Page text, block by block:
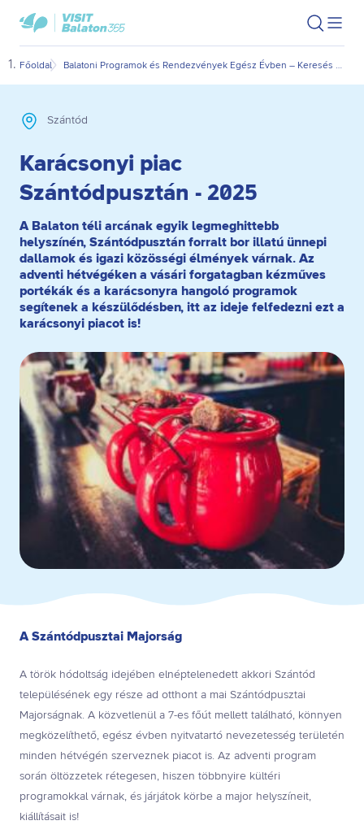
Ugrás
fő
Ugrás
oldal
VisitBalaton365
kezdőlap
Keresés
Főoldal Balatoni Programok és Rendezvények Egész Évben – Keresés Dátum és Kategória Szerint
Szántód
Karácsonyi piac
Szántódpusztán - 2025
A Balaton téli arcának egyik legmeghittebb
helyszínén, Szántódpusztán forralt bor illatú ünnepi
dallamok és igazi közösségi élmények várnak. Az
adventi hétvégéken a vásári forgatagban kézműves
portékák és a karácsonyra hangoló programok
segítenek a készülődésben, itt az ideje felfedezni ezt a
karácsonyi piacot is!
A Szántódpusztai Majorság
A török hódoltság idejében elnéptelenedett akkori Szántód
településének egy része ad otthont a mai Szántódpusztai
Majorságnak. A közvetlenül a 7-es főút mellett található, könnyen
megközelíthető, egész évben nyitvatartó nevezetesség területén
minden hétvégén szerveznek piacot is. Az adventi program
során öltözzetek rétegesen, hiszen többnyire kültéri
programokkal várnak, és járjátok körbe a major helyszíneit,
kiállításait is!